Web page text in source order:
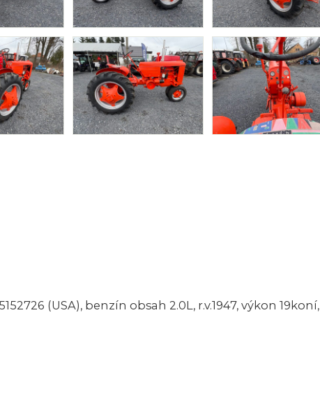
(USA), benzín obsah 2.0L, r.v.1947, výkon 19koní,